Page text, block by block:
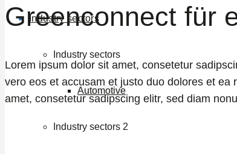
Industry sectors
Industry sectors
Automotive
Industry sectors 2
Greenconnect für
Lorem ipsum dolor sit amet, consetetur
vero eos et accusam et justo duo dolores et
amet, consetetur sadipscing elitr, sed diam